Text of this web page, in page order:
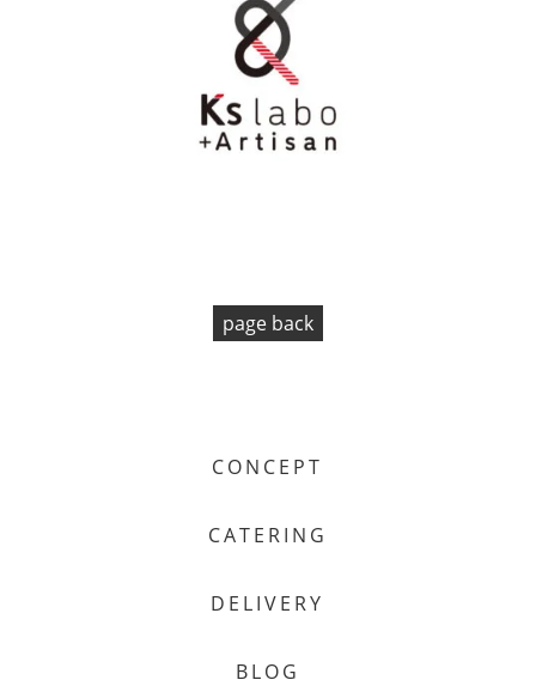
page back
CONCEPT
CATERING
DELIVERY
BLOG